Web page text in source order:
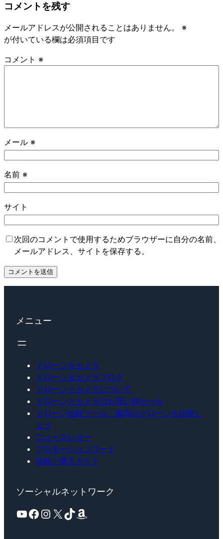
コメントを残す
メールアドレスが公開されることはありません。
※
が付いている欄は必須項目です
コメント ※
メール ※
名前 ※
サイト
次回のコメントで使用するためブラウザーに自分の名前、
メールアドレス、サイトを保存する。
メニュー
ドローン＆カメラ
ドローン＆カメラブログ
ドローンとカメラについて
ドローンとカメラのお買い得セール
ドローン比較ツール：最高のドローンを比較し
よう
ニュースレター
プロモーションコード
比較と購入ガイド
ソーシャルネットワーク
YouTube Facebook Instagram X TikTok Amazon